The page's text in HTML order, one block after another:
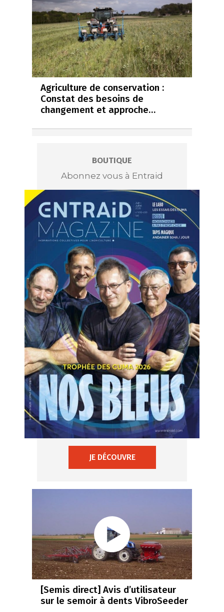
Agriculture de conservation :
Constat des besoins de
changement et approche…
BOUTIQUE
Abonnez vous à Entraid
JE DÉCOUVRE
[Semis direct] Avis d’utilisateur
sur le semoir à dents VibroSeeder